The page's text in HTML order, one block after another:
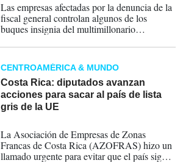
Las empresas afectadas por la denuncia de la
fiscal general controlan algunos de los
buques insignia del multimillonario
restaurantes y boutiques de la prestigiosa 5ª
Avenida de Manhattan y el rascacielos casi
centenario de Wall Street.
CENTROAMÉRICA & MUNDO
Costa Rica: diputados avanzan
acciones para sacar al país de lista
gris de la UE
La Asociación de Empresas de Zonas
Francas de Costa Rica (AZOFRAS) hizo un
llamado urgente para evitar que el país siga